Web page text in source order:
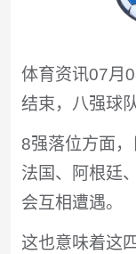
体育资讯07月
结束，八强球
8强落位方面，
法国、阿根廷
会互相遭遇。
这也意味着这